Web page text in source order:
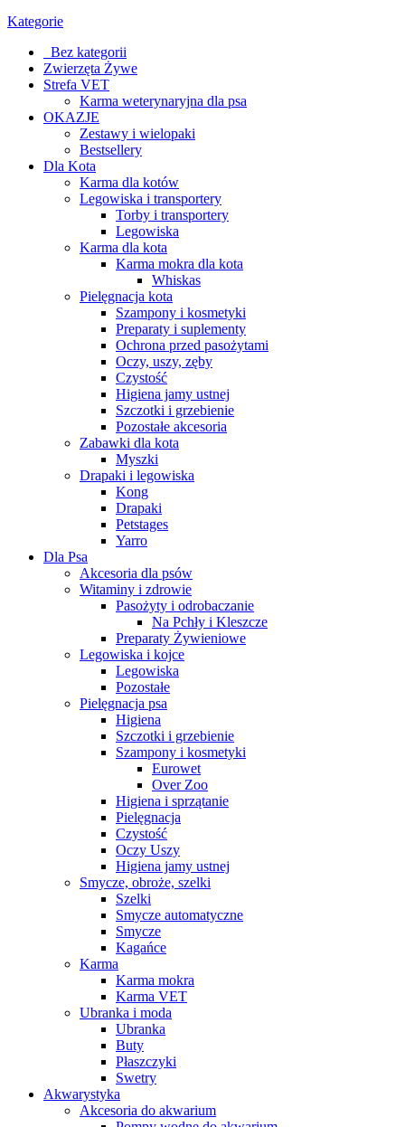
Kategorie
_Bez kategorii
Zwierzęta Żywe
Strefa VET
Karma weterynaryjna dla psa
OKAZJE
Zestawy i wielopaki
Bestsellery
Dla Kota
Karma dla kotów
Legowiska i transportery
Torby i transportery
Legowiska
Karma dla kota
Karma mokra dla kota
Whiskas
Pielęgnacja kota
Szampony i kosmetyki
Preparaty i suplementy
Ochrona przed pasożytami
Oczy, uszy, zęby
Czystość
Higiena jamy ustnej
Szczotki i grzebienie
Pozostałe akcesoria
Zabawki dla kota
Myszki
Drapaki i legowiska
Kong
Drapaki
Petstages
Yarro
Dla Psa
Akcesoria dla psów
Witaminy i zdrowie
Pasożyty i odrobaczanie
Na Pchły i Kleszcze
Preparaty Żywieniowe
Legowiska i kojce
Legowiska
Pozostałe
Pielęgnacja psa
Higiena
Szczotki i grzebienie
Szampony i kosmetyki
Eurowet
Over Zoo
Higiena i sprzątanie
Pielęgnacja
Czystość
Oczy Uszy
Higiena jamy ustnej
Smycze, obroże, szelki
Szelki
Smycze automatyczne
Smycze
Kagańce
Karma
Karma mokra
Karma VET
Ubranka i moda
Ubranka
Buty
Płaszczyki
Swetry
Akwarystyka
Akcesoria do akwarium